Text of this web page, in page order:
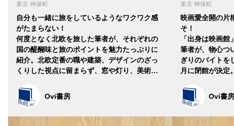
東京 神保町
自分も一緒に旅をしているようなワクワク感
がたまらない！
何度となく北欧を旅した筆者が、それぞれの
国の醍醐味と旅のポイントを魅力たっぷりに
紹介。北欧定番の職や建築、デザインのざっ
くりした視点に留まらず、窓や灯り、美術…
Ovi書房
東京 神保町
映画愛全開の片
そ！
「出身は映画
筆者が、物心つ
ぎりのバイトを
月に閉館が決
Ovi書房